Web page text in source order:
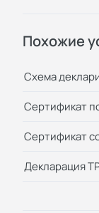
Похожие
Схема
Сертификат
Сертификат
Декларация